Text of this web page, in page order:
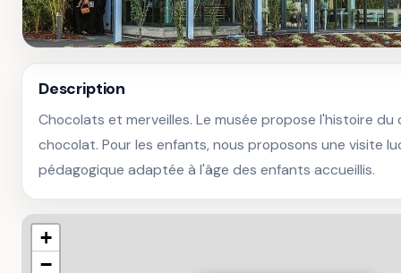
Description
Chocolats et merveilles. Le musée propose l'histoire
chocolat. Pour les enfants, nous proposons une visite
pédagogique adaptée à l'âge des enfants accueillis.
+
−